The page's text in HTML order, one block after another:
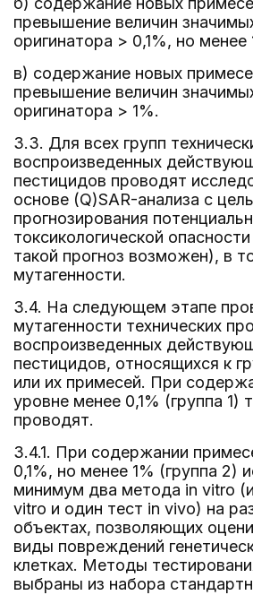
превышение величин
оригинатора > 0,1%, но менее
в) содержание новых
превышение величин
оригинатора > 1%.
3.3. Для всех групп
воспроизведенных
пестицидов проводят
основе (Q)SAR-анализа с
прогнозирования
токсикологической
такой прогноз возможен), в
мутагенности.
3.4. На следующем этапе
мутагенности технических
воспроизведенных
пестицидов, относящихся к
или их примесей. При
уровне менее 0,1% (группа 1)
проводят.
3.4.1. При содержании
0,1%, но менее 1% (группа 2)
минимум два метода in vitro
vitro и один тест in vivo) на
объектах, позволяющих
виды повреждений
клетках. Методы
выбраны из набора